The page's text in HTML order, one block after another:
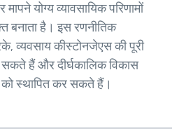
योग्य व्यावसायिक परिणामों
बनाता है। इस रणनीतिक
व्यवसाय कीस्टोनजेएस की पूरी
हैं और दीर्घकालिक विकास
स्थापित कर सकते हैं।